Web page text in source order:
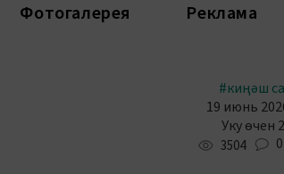
Фотогалерея Реклама
#киңәш
19 июнь
Уку өчен
3504 0